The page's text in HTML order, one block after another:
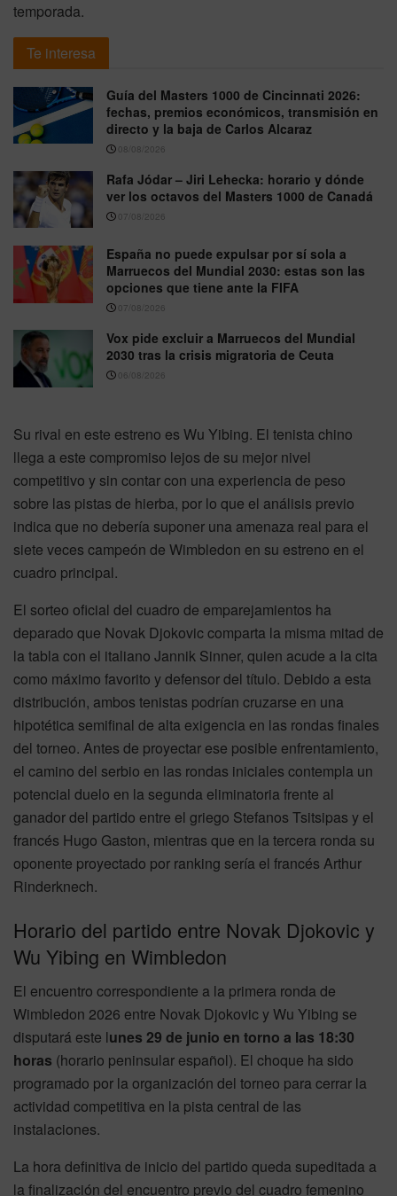
temporada.
Te interesa
Guía del Masters 1000 de Cincinnati 2026:
fechas, premios económicos, transmisión en
directo y la baja de Carlos Alcaraz
08/08/2026
Rafa Jódar – Jiri Lehecka: horario y dónde
ver los octavos del Masters 1000 de Canadá
07/08/2026
España no puede expulsar por sí sola a
Marruecos del Mundial 2030: estas son las
opciones que tiene ante la FIFA
07/08/2026
Vox pide excluir a Marruecos del Mundial
2030 tras la crisis migratoria de Ceuta
06/08/2026
Su rival en este estreno es Wu Yibing. El tenista chino
llega a este compromiso lejos de su mejor nivel
competitivo y sin contar con una experiencia de peso
sobre las pistas de hierba, por lo que el análisis previo
indica que no debería suponer una amenaza real para el
siete veces campeón de Wimbledon en su estreno en el
cuadro principal.
El sorteo oficial del cuadro de emparejamientos ha
deparado que Novak Djokovic comparta la misma mitad de
la tabla con el italiano Jannik Sinner, quien acude a la cita
como máximo favorito y defensor del título. Debido a esta
distribución, ambos tenistas podrían cruzarse en una
hipotética semifinal de alta exigencia en las rondas finales
del torneo. Antes de proyectar ese posible enfrentamiento,
el camino del serbio en las rondas iniciales contempla un
potencial duelo en la segunda eliminatoria frente al
ganador del partido entre el griego Stefanos Tsitsipas y el
francés Hugo Gaston, mientras que en la tercera ronda su
oponente proyectado por ranking sería el francés Arthur
Rinderknech.
Horario del partido entre Novak Djokovic y
Wu Yibing en Wimbledon
El encuentro correspondiente a la primera ronda de
Wimbledon 2026 entre Novak Djokovic y Wu Yibing se
disputará este lunes 29 de junio en torno a las 18:30
horas (horario peninsular español). El choque ha sido
programado por la organización del torneo para cerrar la
actividad competitiva en la pista central de las
instalaciones.
La hora definitiva de inicio del partido queda supeditada a
la finalización del encuentro previo del cuadro femenino